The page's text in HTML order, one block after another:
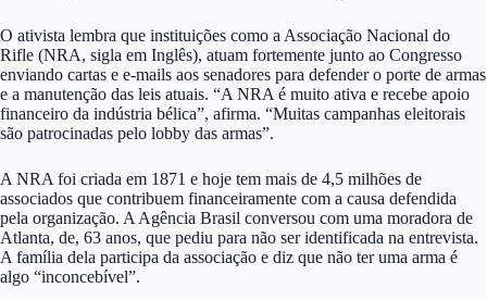
O ativista lembra que instituições como a Associação Nacional do
Rifle (NRA, sigla em Inglês), atuam fortemente junto ao Congresso
enviando cartas e e-mails aos senadores para defender o porte de armas
e a manutenção das leis atuais. “A NRA é muito ativa e recebe apoio
financeiro da indústria bélica”, afirma. “Muitas campanhas eleitorais
são patrocinadas pelo lobby das armas”.
A NRA foi criada em 1871 e hoje tem mais de 4,5 milhões de
associados que contribuem financeiramente com a causa defendida
pela organização. A Agência Brasil conversou com uma moradora de
Atlanta, de, 63 anos, que pediu para não ser identificada na entrevista.
A família dela participa da associação e diz que não ter uma arma é
algo “inconcebível”.